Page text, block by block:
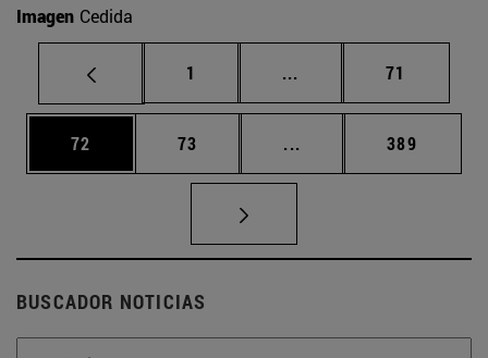
Imagen Cedida
Página
1 ... Páginas intermedias
Página
71
Página
72 Página
73 ... Páginas intermedias
Página
389
BUSCADOR NOTICIAS